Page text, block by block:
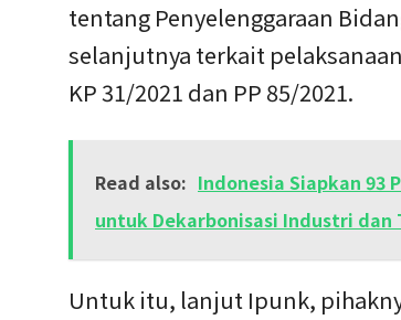
tentang Penyelenggaraan
selanjutnya terkait
KP 31/2021 dan PP 85/2021.
Read also: Indonesia Siapkan 93
untuk Dekarbonisasi Industri dan
Untuk itu, lanjut Ipunk,